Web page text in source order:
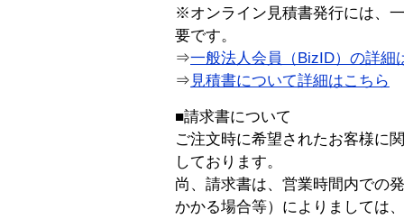
※オンライン見積書発行には、
要です。
⇒一般法人会員（BizID）の詳細
⇒ 見積書について詳細はこちら
■請求書について
ご注文時に希望されたお客様に
しております。
尚、請求書は、営業時間内での
かかる場合等）によりましては